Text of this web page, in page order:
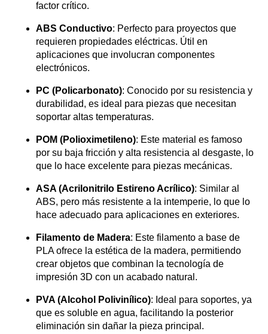
factor crítico.
ABS Conductivo: Perfecto para proyectos que
requieren propiedades eléctricas. Útil en
aplicaciones que involucran componentes
electrónicos.
PC (Policarbonato): Conocido por su resistencia y
durabilidad, es ideal para piezas que necesitan
soportar altas temperaturas.
POM (Polioximetileno): Este material es famoso
por su baja fricción y alta resistencia al desgaste, lo
que lo hace excelente para piezas mecánicas.
ASA (Acrilonitrilo Estireno Acrílico): Similar al
ABS, pero más resistente a la intemperie, lo que lo
hace adecuado para aplicaciones en exteriores.
Filamento de Madera: Este filamento a base de
PLA ofrece la estética de la madera, permitiendo
crear objetos que combinan la tecnología de
impresión 3D con un acabado natural.
PVA (Alcohol Polivinílico): Ideal para soportes, ya
que es soluble en agua, facilitando la posterior
eliminación sin dañar la pieza principal.